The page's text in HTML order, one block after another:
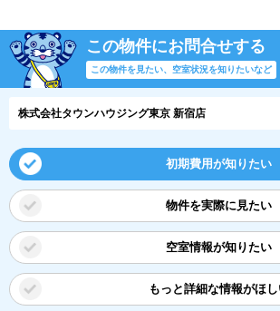
この物件にお問合せする
この物件を見たい、空室状況を知りたいなど
株式会社タウンハウジング東京 新宿店
初期費用が知りたい
物件を実際に見たい
空室情報が知りたい
もっと詳細な情報がほ